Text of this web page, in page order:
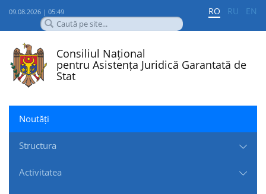
09.08.2026 | 05:49 RO RU EN
Consiliul Național
pentru Asistența Juridică Garantată de
Stat
Noutăți
Structura
Activitatea